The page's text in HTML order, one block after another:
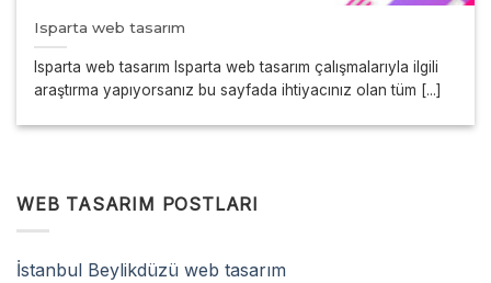
Isparta web tasarım
Isparta web tasarım Isparta web tasarım çalışmalarıyla ilgili
araştırma yapıyorsanız bu sayfada ihtiyacınız olan tüm [...]
WEB TASARIM POSTLARI
İstanbul Beylikdüzü web tasarım